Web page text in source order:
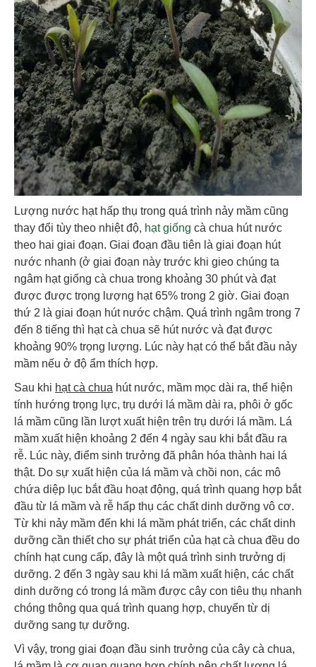
Lượng nước hạt hấp thụ trong quá trình nảy mầm cũng
thay đổi tùy theo nhiệt độ, hạt giống cà chua hút nước
theo hai giai đoạn. Giai đoạn đầu tiên là giai đoạn hút
nước nhanh (ở giai đoạn này trước khi gieo chúng ta
ngâm hạt giống cà chua trong khoảng 30 phút và đạt
được được trọng lượng hạt 65% trong 2 giờ. Giai đoạn
thứ 2 là giai đoạn hút nước chậm. Quá trình ngâm trong 7
đến 8 tiếng thì hạt cà chua sẽ hút nước và đạt được
khoảng 90% trọng lượng. Lúc này hạt có thể bắt đầu nảy
mầm nếu ở độ ẩm thích hợp.
Sau khi hạt cà chua hút nước, mầm mọc dài ra, thể hiện
tính hướng trọng lực, trụ dưới lá mầm dài ra, phôi ở gốc
lá mầm cũng lần lượt xuất hiện trên trụ dưới lá mầm. Lá
mầm xuất hiện khoảng 2 đến 4 ngày sau khi bắt đầu ra
rễ. Lúc này, điểm sinh trưởng đã phân hóa thành hai lá
thật. Do sự xuất hiện của lá mầm và chồi non, các mô
chứa diệp lục bắt đầu hoạt động, quá trình quang hợp bắt
đầu từ lá mầm và rễ hấp thụ các chất dinh dưỡng vô cơ.
Từ khi nảy mầm đến khi lá mầm phát triển, các chất dinh
dưỡng cần thiết cho sự phát triển của hạt cà chua đều do
chính hạt cung cấp, đây là một quá trình sinh trưởng dị
dưỡng. 2 đến 3 ngày sau khi lá mầm xuất hiện, các chất
dinh dưỡng có trong lá mầm được cây con tiêu thụ nhanh
chóng thông qua quá trình quang hợp, chuyển từ dị
dưỡng sang tự dưỡng.
Vì vậy, trong giai đoạn đầu sinh trưởng của cây cà chua,